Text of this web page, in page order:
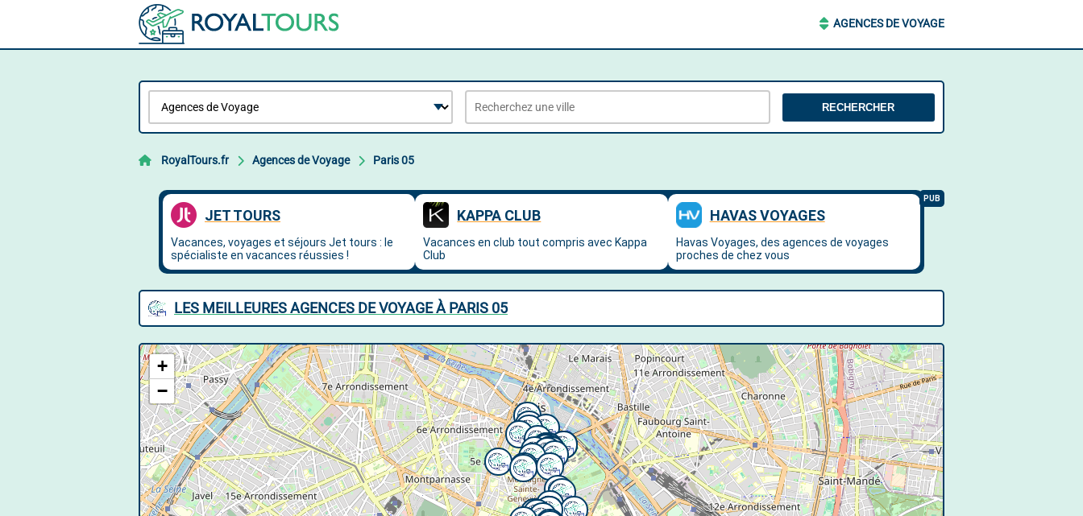
AGENCES DE VOYAGE
RECHERCHER
RoyalTours.fr Agences de Voyage Paris 05
LES MEILLEURES AGENCES DE VOYAGE À PARIS 05
+
−